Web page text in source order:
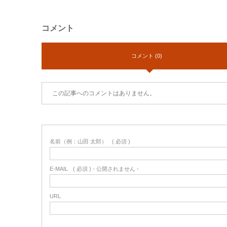
コメント
コメント (0)
この記事へのコメントはありません。
名前（例：山田 太郎） ( 必須 )
E-MAIL ( 必須 ) - 公開されません -
URL